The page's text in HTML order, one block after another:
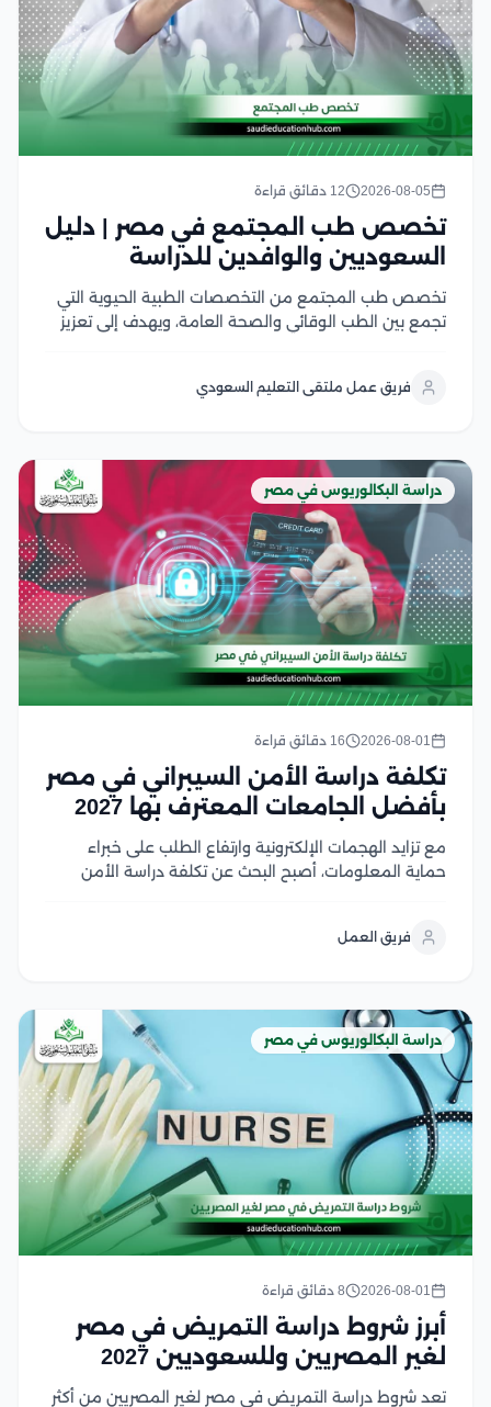
2026-08-05 12 دقائق قراءة
تخصص طب المجتمع في مصر | دليل
السعوديين والوافدين للدراسة
تخصص طب المجتمع من التخصصات الطبية الحيوية التي
تجمع بين الطب الوقائي والصحة العامة، ويهدف إلى تعزيز
ويشهد هذا التخصص إقبالًا كبير من الطلاب...
فريق عمل ملتقى التعليم السعودي
دراسة البكالوريوس في مصر
2026-08-01 16 دقائق قراءة
تكلفة دراسة الأمن السيبراني في مصر
بأفضل الجامعات المعترف بها 2027
مع تزايد الهجمات الإلكترونية وارتفاع الطلب على خبراء
حماية المعلومات، أصبح البحث عن تكلفة دراسة الأمن
يجعل اتخاذ القرار أكثر صعوبة لحسن...
فريق العمل
دراسة البكالوريوس في مصر
2026-08-01 8 دقائق قراءة
أبرز شروط دراسة التمريض في مصر
لغير المصريين وللسعوديين 2027
تعد شروط دراسة التمريض في مصر لغير المصريين من أكثر